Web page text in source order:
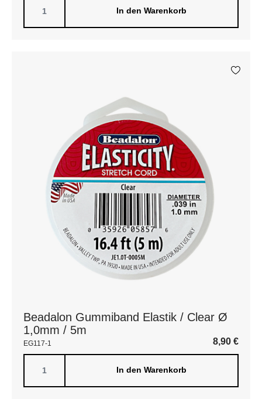
In den Warenkorb
Beadalon Gummiband Elastik / Clear Ø
1,0mm / 5m
EG117-1 8,90 €
In den Warenkorb